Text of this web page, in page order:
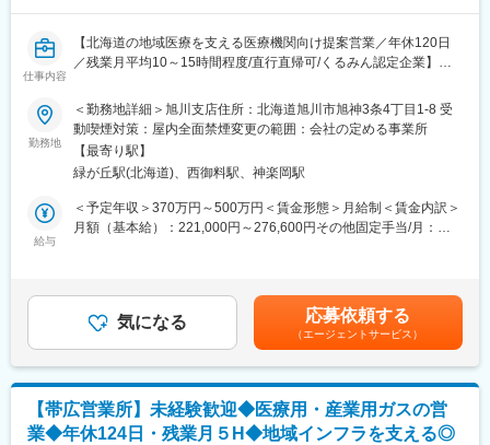
当社は診断薬専業ではないため、検査室や検査センターなどの大
規模な顧客だけでなく、クリニックや調剤薬局などへもアプロー
チが可能。経験や知識をより広げていくことができる環境です。
■組織構成：
ロアに在籍しており、協力しながら仕事を進めています。札幌6
名、旭川2名、釧路1名が在籍しております。
仕事内容
【北海道の地域医療を支える医療機関向け提案営業／年休120日
／残業月平均10～15時間程度/直行直帰可/くるみん認定企業】
■職務詳細：
医療機器ディーラーの営業担当として、得意先の病院やクリニッ
クへのルート営業を担当していただきます。
・既存企業を主に病院・医院に向けて医療機器の情報提供および
営業を担当
・支店管轄エリアの担当施設を定期的に訪問、お客様のニーズに
【顧客】大学病院、公立・法人病院、クリニック等の医療施設
【商材】医療材料から画像診断機器、内視鏡、外科機器、放射線
ィカル社、オリンパスマーケティング社、ニプロ社
■入社後の流れ、教育制度：
勤務地
＜勤務地詳細＞旭川支店住所：北海道旭川市旭神3条4丁目1-8 受
動喫煙対策：屋内全面禁煙変更の範囲：会社の定める事業所
【最寄り駅】
緑が丘駅(北海道)、西御料駅、神楽岡駅
給与
＜予定年収＞370万円～500万円＜賃金形態＞月給制＜賃金内訳＞
月額（基本給）：221,000円～276,600円その他固定手当/月：
回■賞与：年2回（過去実績３～４か月分支給）賃金はあくまでも
目安の金額であり、選考を通じて上下する可能性があります。月
給(月額)は固定手当を含めた表記です。
気になる 応募依頼する
（エージェントサービス）
【帯広営業所】未経験歓迎◆医療用・産業用ガスの営
業◆年休124日・残業月５H◆地域インフラを支える◎